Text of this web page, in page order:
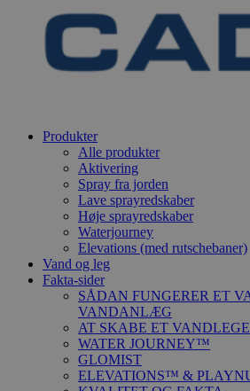
Produkter
Alle produkter
Aktivering
Spray fra jorden
Lave sprayredskaber
Høje sprayredskaber
Waterjourney
Elevations (med rutschebaner)
Vand og leg
Fakta-sider
SÅDAN FUNGERER ET
VANDANLÆG
AT SKABE ET
WATER JOURNEY™
GLOMIST
ELEVATIONS™ &